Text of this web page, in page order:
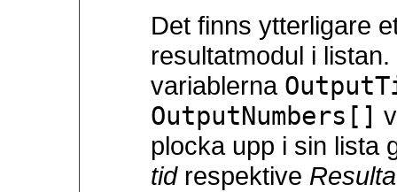
Det finns ytterligare
resultatmodul i
variablerna
OutputNumbers[]
plocka upp i sin lista
tidrespektive